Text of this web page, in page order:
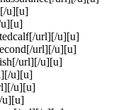
u][u]
url][/u][u]
url][/u][u]
url][/u][u]
u][u]
u][u]
u][u]